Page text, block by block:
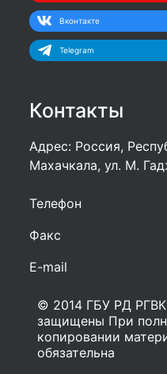
Вконтакте
Telegram
Контакты
Адрес: Россия,
Махачкала, ул. М.
Телефон
Факс
E-mail
© 2014 ГБУ РД РГВК
защищены При
копировании
обязательна